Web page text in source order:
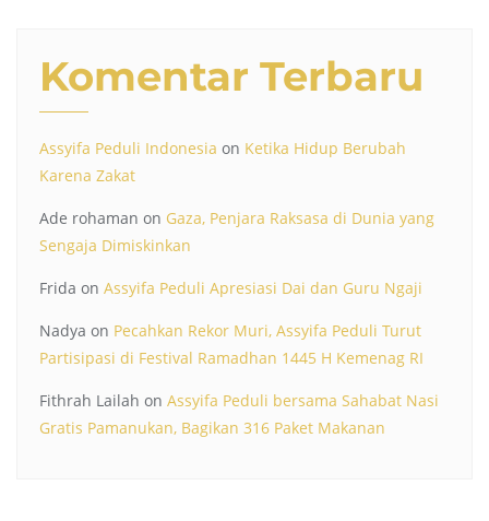
Komentar Terbaru
Assyifa Peduli Indonesia on Ketika Hidup Berubah
Karena Zakat
Ade rohaman on Gaza, Penjara Raksasa di Dunia yang
Sengaja Dimiskinkan
Frida on Assyifa Peduli Apresiasi Dai dan Guru Ngaji
Nadya on Pecahkan Rekor Muri, Assyifa Peduli Turut
Partisipasi di Festival Ramadhan 1445 H Kemenag RI
Fithrah Lailah on Assyifa Peduli bersama Sahabat Nasi
Gratis Pamanukan, Bagikan 316 Paket Makanan